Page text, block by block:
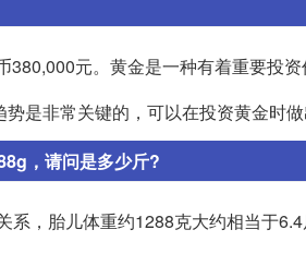
元。黄金是一种有着重要投
是非常关键的，可以在投资黄金时做
，请问是多少斤?
系，胎儿体重约1288克大约相当于